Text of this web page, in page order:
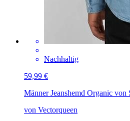
Nachhaltig
59,99 €
Männer Jeanshemd Organic von
von Vectorqueen